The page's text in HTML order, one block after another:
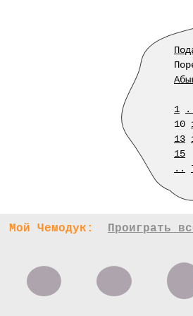
1
10
13
15
..
Мой Чемодук: Проиграть